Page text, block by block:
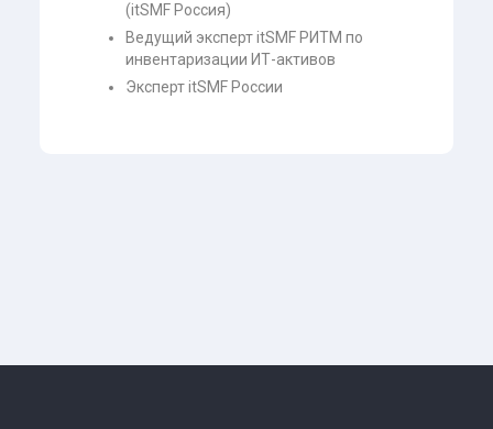
(itSMF Россия)
Ведущий эксперт itSMF РИТМ по
инвентаризации ИТ-активов
Эксперт itSMF России